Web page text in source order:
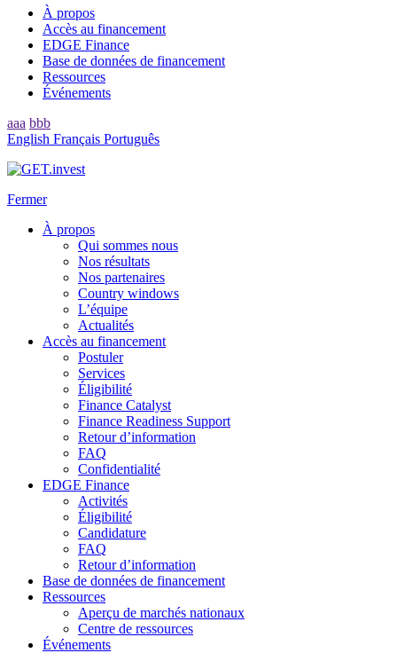
À propos
Accès au financement
EDGE Finance
Base de données de financement
Ressources
Événements
aaa bbb
English Français Português
Fermer
À propos
Qui sommes nous
Nos résultats
Nos partenaires
Country windows
L’équipe
Actualités
Accès au financement
Postuler
Services
Éligibilité
Finance Catalyst
Finance Readiness Support
Retour d’information
FAQ
Confidentialité
EDGE Finance
Activités
Éligibilité
Candidature
FAQ
Retour d’information
Base de données de financement
Ressources
Aperçu de marchés nationaux
Centre de ressources
Événements